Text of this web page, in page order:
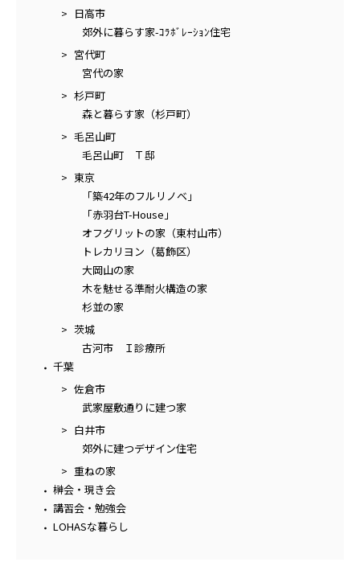
日高市
郊外に暮らす家-ｺﾗﾎﾞﾚｰｼｮﾝ住宅
宮代町
宮代の家
杉戸町
森と暮らす家（杉戸町）
毛呂山町
毛呂山町 Ｔ邸
東京
「築42年のフルリノベ」
「赤羽台T-House」
オフグリットの家（東村山市）
トレカリヨン（葛飾区）
大岡山の家
木を魅せる準耐火構造の家
杉並の家
茨城
古河市 Ｉ診療所
千葉
佐倉市
武家屋敷通りに建つ家
白井市
郊外に建つデザイン住宅
重ねの家
榊会・現き会
講習会・勉強会
LOHASな暮らし